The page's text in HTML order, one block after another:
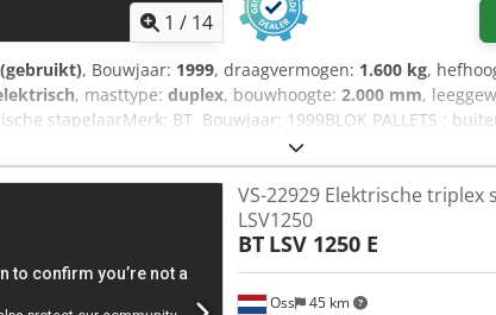
1 / 14
, Bouwjaar: 1999, draagvermogen: 1.600 kg,
, masttype: duplex, bouwhoogte: 2.000 mm,
stapelaarMerk: BT Bouwjaar: 1999BLOK PALLETS :
1.600 kgHefhoogte: 2.900 mmDoorrijdhoogte:
op YouTube Dodpfx Afoyc Eygjtock
Oss 45 km
VS-22929 Elektrische triplex
LSV1250
BT LSV 1250 E